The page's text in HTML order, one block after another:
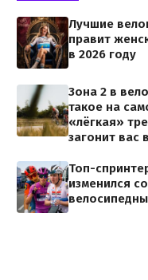
Лучшие
правит
в 2026 году
Зона 2 в
такое на
«лёгкая»
загонит вас
Топ-
изменился